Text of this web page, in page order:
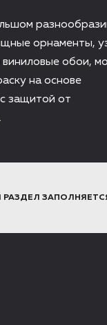
орнаменты,
обои,
на основе
защитой от